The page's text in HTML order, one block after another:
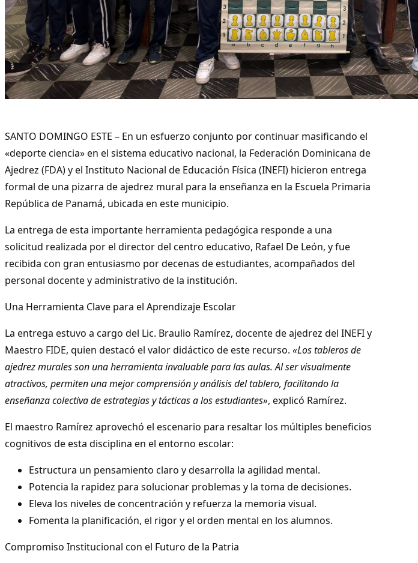
SANTO DOMINGO ESTE – En un esfuerzo conjunto por continuar masificando el
«deporte ciencia» en el sistema educativo nacional, la Federación Dominicana de
Ajedrez (FDA) y el Instituto Nacional de Educación Física (INEFI) hicieron entrega
formal de una pizarra de ajedrez mural para la enseñanza en la Escuela Primaria
República de Panamá, ubicada en este municipio.
La entrega de esta importante herramienta pedagógica responde a una
solicitud realizada por el director del centro educativo, Rafael De León, y fue
recibida con gran entusiasmo por decenas de estudiantes, acompañados del
personal docente y administrativo de la institución.
Una Herramienta Clave para el Aprendizaje Escolar
La entrega estuvo a cargo del Lic. Braulio Ramírez, docente de ajedrez del INEFI y
Maestro FIDE, quien destacó el valor didáctico de este recurso. «Los tableros de
ajedrez murales son una herramienta invaluable para las aulas. Al ser visualmente
atractivos, permiten una mejor comprensión y análisis del tablero, facilitando la
enseñanza colectiva de estrategias y tácticas a los estudiantes», explicó Ramírez.
El maestro Ramírez aprovechó el escenario para resaltar los múltiples beneficios
cognitivos de esta disciplina en el entorno escolar:
Estructura un pensamiento claro y desarrolla la agilidad mental.
Potencia la rapidez para solucionar problemas y la toma de decisiones.
Eleva los niveles de concentración y refuerza la memoria visual.
Fomenta la planificación, el rigor y el orden mental en los alumnos.
Compromiso Institucional con el Futuro de la Patria